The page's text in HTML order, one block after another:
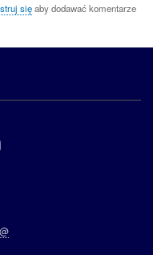
sięaby dodawać komentarze